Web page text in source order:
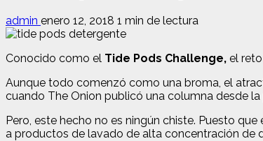
admin enero 12, 2018 1 min de lectura
Conocido como el Tide Pods Challenge, el
Aunque todo comenzó como una broma, el
cuando The Onion publicó una columna desde
Pero, este hecho no es ningún chiste. Puesto
a productos de lavado de alta concentración de